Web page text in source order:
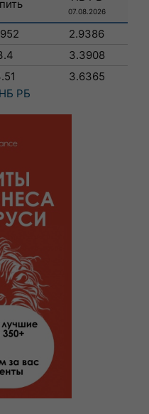
07.08.2026
2.9386
3.3908
3.6365
НБ РБ